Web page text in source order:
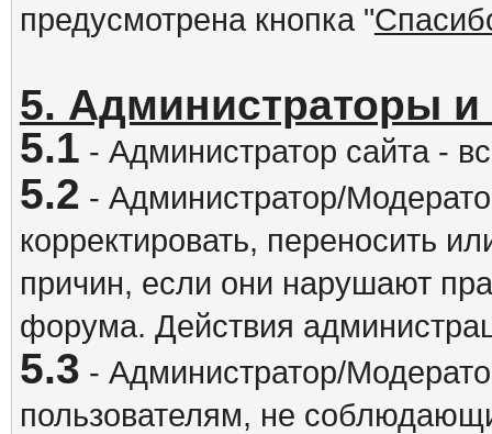
предусмотрена кнопка "
5. Администраторы
5.1 - Администратор сайта -
5.2 - Администратор/
корректировать, переносить
причин, если они нарушают
форума. Действия
5.3 - Администратор/
пользователям, не